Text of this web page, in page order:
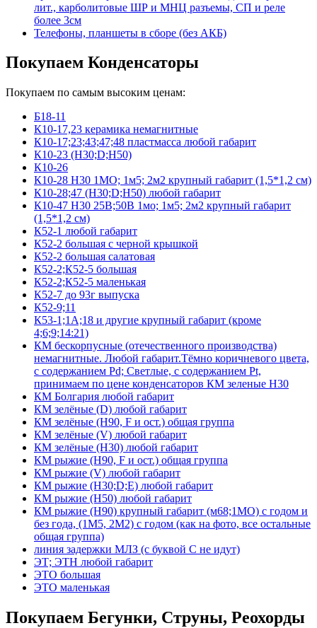
лит., карболитовые ШР и МНЦ разъемы, СП и реле
более 3см
Телефоны, планшеты в сборе (без АКБ)
Покупаем Конденсаторы
Покупаем по самым высоким ценам:
Б18-11
К10-17,23 керамика немагнитные
К10-17;23;43;47;48 пластмасса любой габарит
К10-23 (Н30;D;Н50)
К10-26
К10-28 Н30 1МО; 1м5; 2м2 крупный габарит (1,5*1,2 см)
К10-28;47 (Н30;D;Н50) любой габарит
К10-47 Н30 25В;50В 1мо; 1м5; 2м2 крупный габарит
(1,5*1,2 см)
К52-1 любой габарит
К52-2 большая с черной крышкой
К52-2 большая салатовая
К52-2;К52-5 большая
К52-2;К52-5 маленькая
К52-7 до 93г выпуска
К52-9;11
К53-1;1А;18 и другие крупный габарит (кроме
4;6;9;14:21)
КМ бескорпусные (отечественного производства)
немагнитные. Любой габарит.Тёмно коричневого цвета,
с содержанием Pd; Светлые, с содержанием Pt,
принимаем по цене конденсаторов КМ зеленые Н30
КМ Болгария любой габарит
КМ зелёные (D) любой габарит
КМ зелёные (H90, F и ост.) общая группа
КМ зелёные (V) любой габарит
КМ зелёные (Н30) любой габарит
КМ рыжие (H90, F и ост.) общая группа
КМ рыжие (V) любой габарит
КМ рыжие (Н30;D;E) любой габарит
КМ рыжие (Н50) любой габарит
КМ рыжие (Н90) крупный габарит (м68;1МО) с годом и
без года, (1М5, 2М2) с годом (как на фото, все остальные
общая группа)
линия задержки МЛЗ (с буквой С не идут)
ЭТ; ЭТН любой габарит
ЭТО большая
ЭТО маленькая
Покупаем Бегунки, Струны, Реохорды